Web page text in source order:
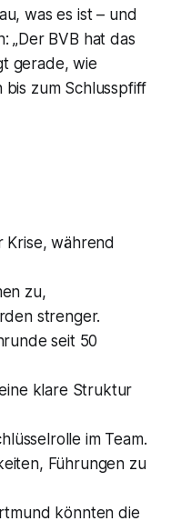
was es ist – und
„Der BVB hat das
gerade, wie
bis zum Schlusspfiff
Krise, während
zu,
strenger.
seit 50
klare Struktur
im Team.
Führungen zu
könnten die